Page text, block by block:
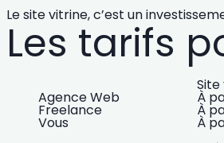
Le site vitrine, c’est un
Les tarifs
Agence Web À
Freelance À
Vous À